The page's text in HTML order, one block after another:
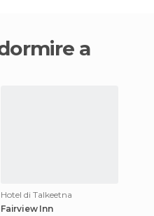
Hotel di Talkeetna
Fairview Inn